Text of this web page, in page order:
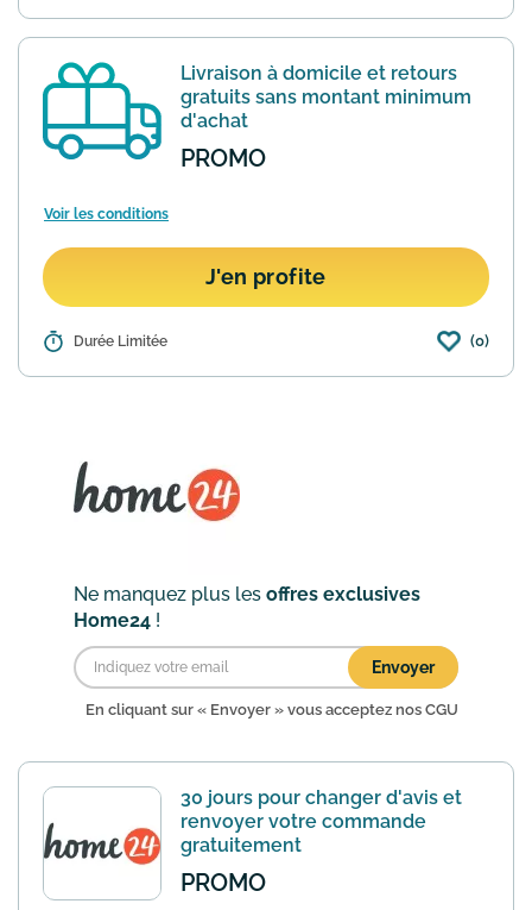
de réduction de 20€ valable dès 150€
lorsque vous vous...En savoir plus
Livraison à domicile et retours
gratuits sans montant minimum
d'achat
PROMO
Voir les conditions
J'en profite
Détails : Avantage assez rare pour une site de
Durée Limitée (0)
Ne manquez plus les offres exclusives
Home24 !
Envoyer
En cliquant sur « Envoyer » vous acceptez nos CGU
30 jours pour changer d'avis et
renvoyer votre commande
gratuitement
PROMO